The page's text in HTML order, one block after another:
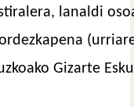
lanaldi
Gizarte